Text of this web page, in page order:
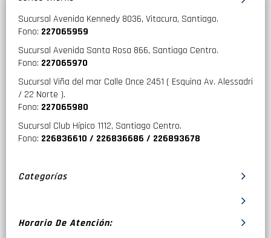
Sucursal Avenida Kennedy 8036, Vitacura, Santiago.
Fono: 227065959
Sucursal Avenida Santa Rosa 866, Santiago Centro.
Fono: 227065970
Sucursal Viña del mar Calle Once 2451 ( Esquina Av. Alessadri
/ 22 Norte ).
Fono: 227065980
Sucursal Club Hípico 1112, Santiago Centro.
Fono: 226836610 / 226836686 / 226893678
Categorías
Horario De Atención: